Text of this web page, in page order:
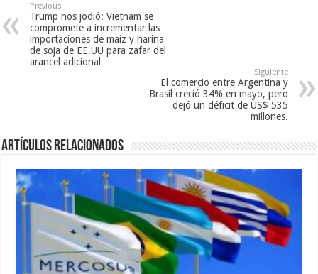
Previous
Trump nos jodió: Vietnam se
compromete a incrementar las
importaciones de maíz y harina
de soja de EE.UU para zafar del
arancel adicional
Siguiente
El comercio entre Argentina y
Brasil creció 34% en mayo, pero
dejó un déficit de US$ 535
millones.
Artículos relacionados